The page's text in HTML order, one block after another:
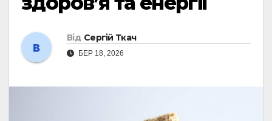
Від Сергій Ткач
БЕР 18, 2026